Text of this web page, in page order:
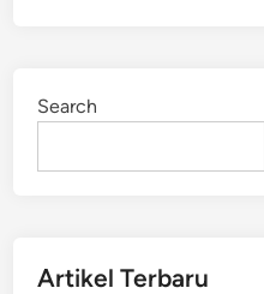
Search
Artikel Terbaru